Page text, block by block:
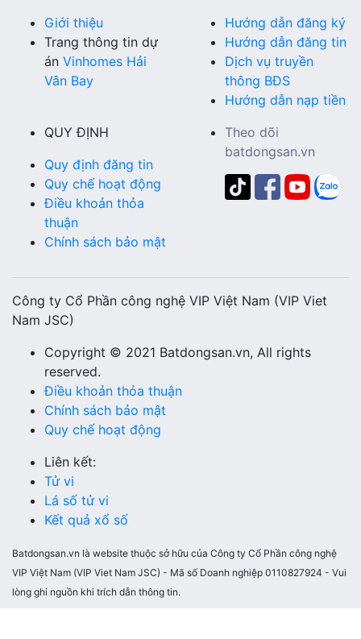
Giới thiệu
Trang thông tin dự
án Vinhomes Hải
Vân Bay
Hướng dẫn đăng ký
Hướng dẫn đăng tin
Dịch vụ truyền
thông BĐS
Hướng dẫn nạp tiền
QUY ĐỊNH
Quy định đăng tin
Quy chế hoạt động
Điều khoản thỏa
thuận
Chính sách bảo mật
Theo dõi
batdongsan.vn
Công ty Cổ Phần công nghệ VIP Việt Nam (VIP Viet
Nam JSC)
Copyright © 2021 Batdongsan.vn, All rights
reserved.
Điều khoản thỏa thuận
Chính sách bảo mật
Quy chế hoạt động
Liên kết:
Tử vi
Lá số tử vi
Kết quả xổ số
Batdongsan.vn là website thuộc sở hữu của Công ty Cổ Phần công nghệ
VIP Việt Nam (VIP Viet Nam JSC) - Mã số Doanh nghiệp 0110827924 - Vui
lòng ghi nguồn khi trích dẫn thông tin.